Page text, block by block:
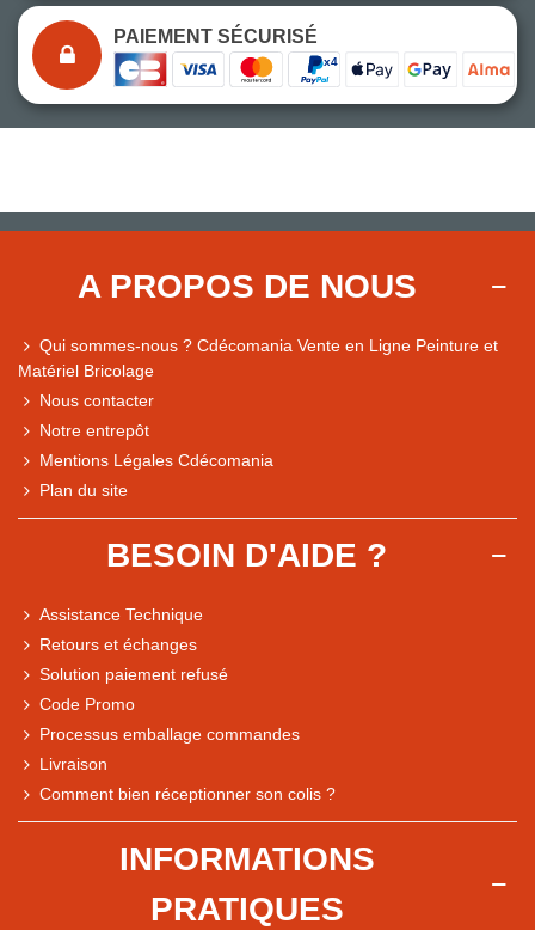
Comparaison des performances du magasin
Express, Chez vous, Point relais, Retrait magasin
PAIEMENT SÉCURISÉ
A PROPOS DE NOUS
Qui sommes-nous ? Cdécomania Vente en Ligne Peinture et
Matériel Bricolage
Nous contacter
Notre entrepôt
Mentions Légales Cdécomania
Plan du site
BESOIN D'AIDE ?
Assistance Technique
Retours et échanges
Solution paiement refusé
Code Promo
Processus emballage commandes
Livraison
Comment bien réceptionner son colis ?
INFORMATIONS
PRATIQUES